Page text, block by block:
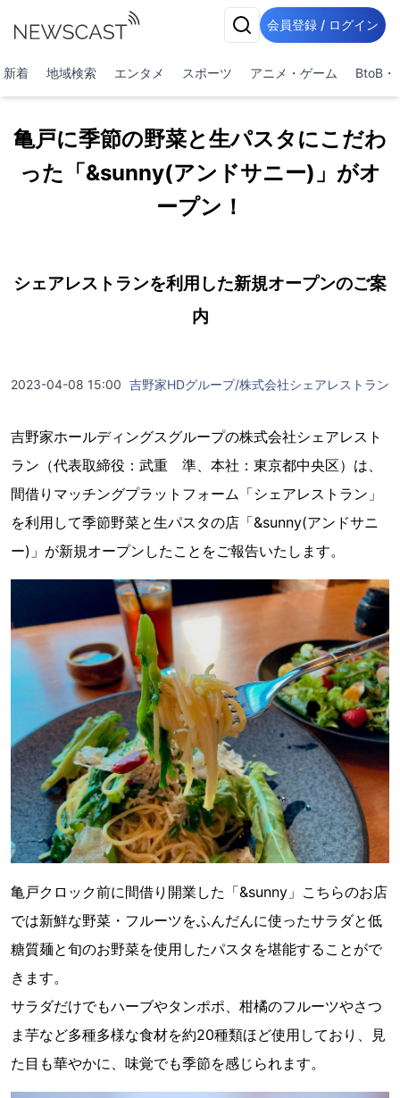
会員登録 / ログイン
新着 地域検索 エンタメ スポーツ アニメ・ゲーム BtoB・
亀戸に季節の野菜と生パスタにこだわ
った「&sunny(アンドサニー)」がオ
ープン！
シェアレストランを利用した新規オープンのご案
内
2023-04-08 15:00 吉野家HDグループ/株式会社シェアレストラン
吉野家ホールディングスグループの株式会社シェアレスト
ラン（代表取締役：武重 準、本社：東京都中央区）は、
間借りマッチングプラットフォーム「シェアレストラン」
を利用して季節野菜と生パスタの店「&sunny(アンドサニ
ー)」が新規オープンしたことをご報告いたします。
亀戸クロック前に間借り開業した「&sunny」こちらのお店
では新鮮な野菜・フルーツをふんだんに使ったサラダと低
糖質麺と旬のお野菜を使用したパスタを堪能することがで
きます。
サラダだけでもハーブやタンポポ、柑橘のフルーツやさつ
ま芋など多種多様な食材を約20種類ほど使用しており、見
た目も華やかに、味覚でも季節を感じられます。